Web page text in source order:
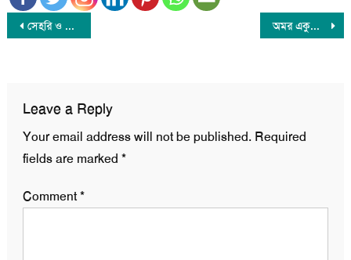
Post
সেহরি ও ইফতারের সময়সূচি প্রকাশ করেছে ইসলামিক ফাউন্ডেশন অমর একুশে বইমেলা শুরু
Leave a Reply
Your email address will not be published. Required
fields are marked *
Comment*